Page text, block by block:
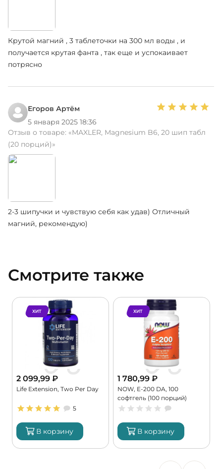
Крутой магний , 3 таблеточки на 300 мл воды , и
получается крутая фанта , так еще и успокаивает
потрясно
Егоров Артём
5 января 2025 18:36
Отзыв о товаре: «MAXLER, Magnesium B6, 20 шип табл
(20 порций)»
2-3 шипучки и чувствую себя как удав) Отличный
магний, рекомендую)
Смотрите также
ХИТ
2 099,99 ₽
Life Extension, Two Per Day
5
В корзину
ХИТ
1 780,99 ₽
NOW, E-200 DA, 100
софтгель (100 порций)
В корзину